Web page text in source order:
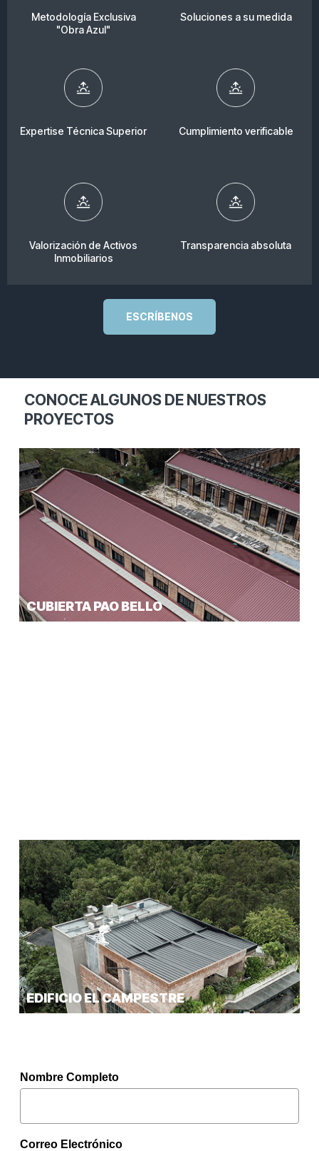
Metodología Exclusiva
"Obra Azul"
Soluciones a su medida
Expertise Técnica Superior Cumplimiento verificable
Valorización de Activos
Inmobiliarios
Transparencia absoluta
ESCRÍBENOS
CONOCE ALGUNOS DE NUESTROS
PROYECTOS
CUBIERTA PAO BELLO
EDIFICIO EL CAMPESTRE
Nombre Completo
Correo Electrónico